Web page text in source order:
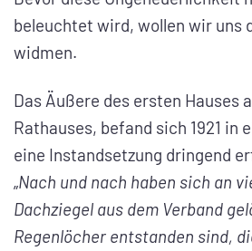
beleuchtet wird, wollen wir uns
widmen.
Das Äußere des ersten Hauses
Rathauses, befand sich 1921 in
eine Instandsetzung dringend
„Nach und nach haben sich an
Dachziegel aus dem Verband
Regenlöcher entstanden sind,